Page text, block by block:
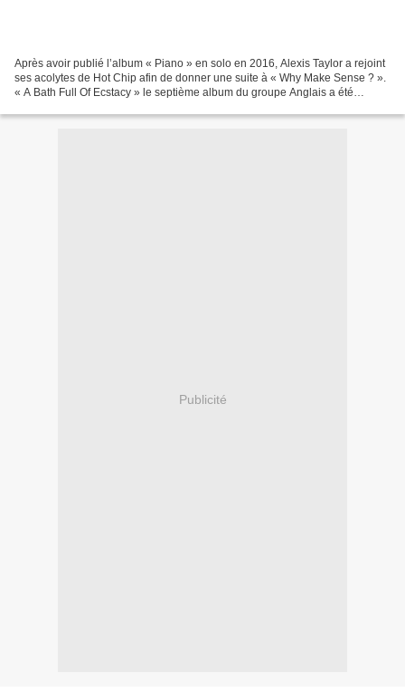
Après avoir publié l’album « Piano » en solo en 2016, Alexis Taylor a rejoint
ses acolytes de Hot Chip afin de donner une suite à « Why Make Sense ? ».
« A Bath Full Of Ecstacy » le septième album du groupe Anglais a été
Publicité